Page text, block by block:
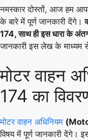
नमस्कार दोस्तों, आज हम
के बारे में पूर्ण जानकारी देंगे।
174, साथ ही इस धारा के
जानकारी इस लेख के माध्यम
मोटर वाहन
174 का
मोटर वाहन अधिनियम
विषय में पूर्ण जानकारी देंगे।